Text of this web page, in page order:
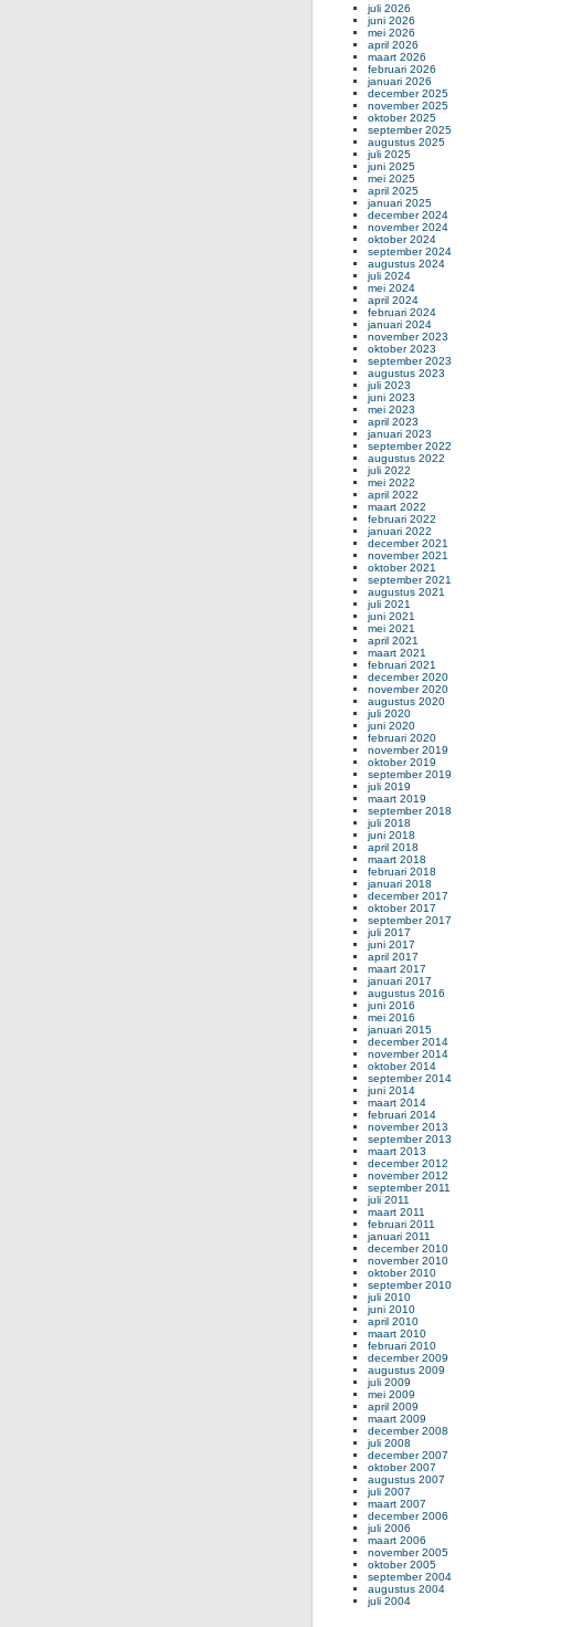
juli 2026
juni 2026
mei 2026
april 2026
maart 2026
februari 2026
januari 2026
december 2025
november 2025
oktober 2025
september 2025
augustus 2025
juli 2025
juni 2025
mei 2025
april 2025
januari 2025
december 2024
november 2024
oktober 2024
september 2024
augustus 2024
juli 2024
mei 2024
april 2024
februari 2024
januari 2024
november 2023
oktober 2023
september 2023
augustus 2023
juli 2023
juni 2023
mei 2023
april 2023
januari 2023
september 2022
augustus 2022
juli 2022
mei 2022
april 2022
maart 2022
februari 2022
januari 2022
december 2021
november 2021
oktober 2021
september 2021
augustus 2021
juli 2021
juni 2021
mei 2021
april 2021
maart 2021
februari 2021
december 2020
november 2020
augustus 2020
juli 2020
juni 2020
februari 2020
november 2019
oktober 2019
september 2019
juli 2019
maart 2019
september 2018
juli 2018
juni 2018
april 2018
maart 2018
februari 2018
januari 2018
december 2017
oktober 2017
september 2017
juli 2017
juni 2017
april 2017
maart 2017
januari 2017
augustus 2016
juni 2016
mei 2016
januari 2015
december 2014
november 2014
oktober 2014
september 2014
juni 2014
maart 2014
februari 2014
november 2013
september 2013
maart 2013
december 2012
november 2012
september 2011
juli 2011
maart 2011
februari 2011
januari 2011
december 2010
november 2010
oktober 2010
september 2010
juli 2010
juni 2010
april 2010
maart 2010
februari 2010
december 2009
augustus 2009
juli 2009
mei 2009
april 2009
maart 2009
december 2008
juli 2008
december 2007
oktober 2007
augustus 2007
juli 2007
maart 2007
december 2006
juli 2006
maart 2006
november 2005
oktober 2005
september 2004
augustus 2004
juli 2004